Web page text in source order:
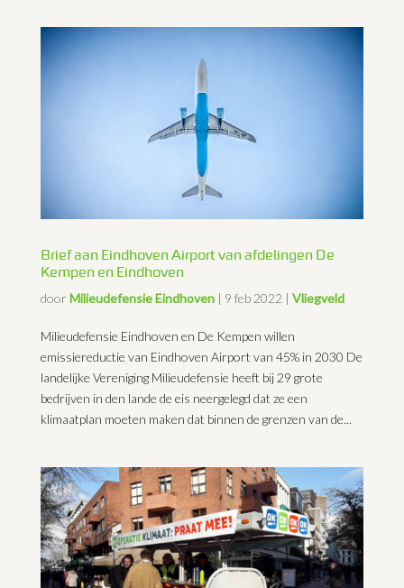
Brief aan Eindhoven Airport van afdelingen De
Kempen en Eindhoven
door Milieudefensie Eindhoven| 9 feb 2022 | Vliegveld
Milieudefensie Eindhoven en De Kempen willen
emissiereductie van Eindhoven Airport van 45% in 2030 De
landelijke Vereniging Milieudefensie heeft bij 29 grote
bedrijven in den lande de eis neergelegd dat ze een
klimaatplan moeten maken dat binnen de grenzen van de...